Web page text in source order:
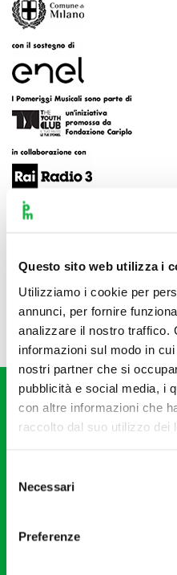
Questo sito web utilizza i
Utilizziamo i cookie per
annunci, per fornire
analizzare il nostro traffico.
informazioni sul modo in
nostri partner che si
pubblicità e social media, i
con altre informazioni che
raccolto dal suo utilizzo dei
delNecessari
Preferenze
Fondazione I Pomeriggi
Partita Iva 04410060158